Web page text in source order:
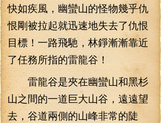
快如疾風，幽蠻山的怪物幾乎仇
恨剛被拉起就迅速地失去了仇恨
目標！一路飛馳，林錚漸漸靠近
了任務所指的雷龍谷！
雷龍谷是夾在幽蠻山和黑杉
山之間的一道巨大山谷，遠遠望
去，谷道兩側的山峰非常的陡